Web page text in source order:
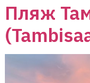
Пляж